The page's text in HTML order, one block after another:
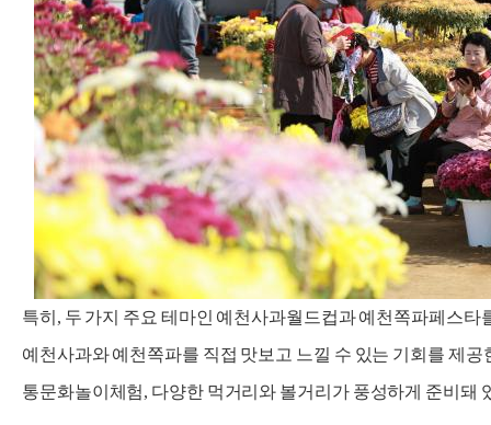
특히, 두 가지 주요 테마인 예천사과월드컵과 예천쪽파페스타
예천사과와 예천쪽파를 직접 맛보고 느낄 수 있는 기회를 제공
통문화놀이체험, 다양한 먹거리와 볼거리가 풍성하게 준비돼